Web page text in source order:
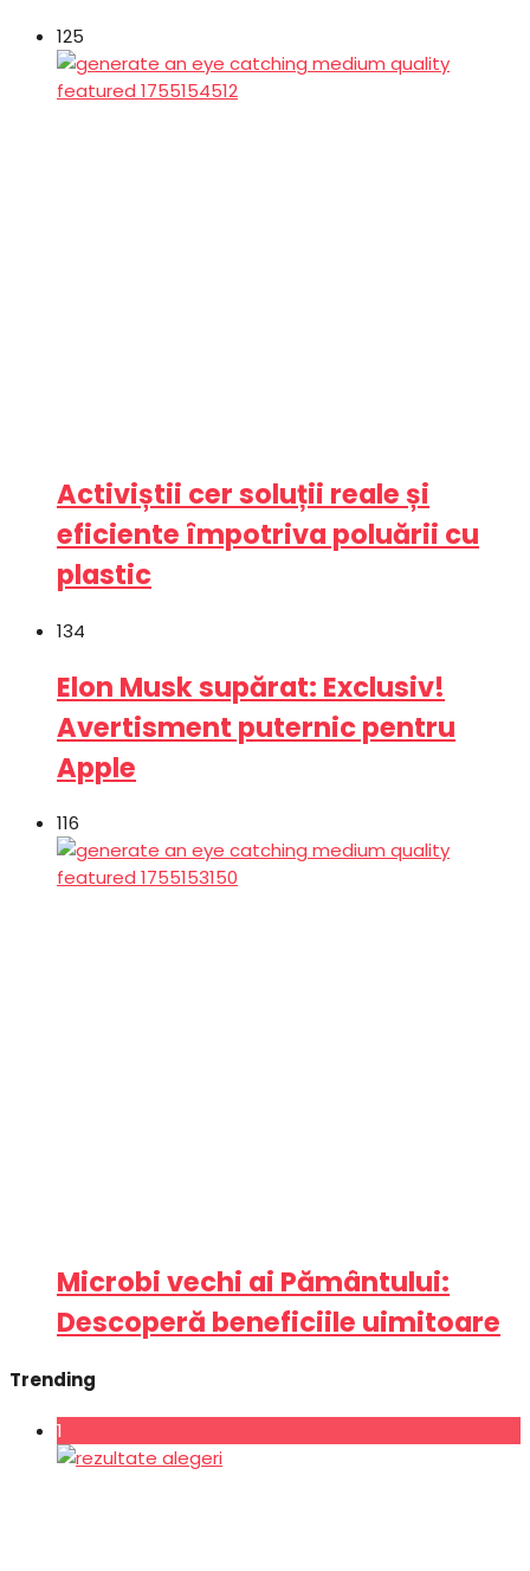
125
Activiștii cer soluții reale și
eficiente împotriva poluării cu
plastic
134
Elon Musk supărat: Exclusiv!
Avertisment puternic pentru
Apple
116
Microbi vechi ai Pământului:
Descoperă beneficiile uimitoare
Trending
1